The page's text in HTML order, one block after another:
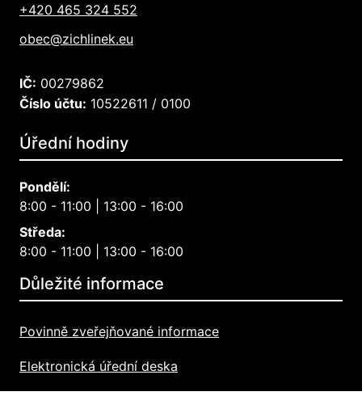
+420 465 324 552
obec@zichlinek.eu
IČ: 00279862
Číslo účtu: 10522611 / 0100
Úřední hodiny
Pondělí:
8:00 - 11:00 | 13:00 - 16:00
Středa:
8:00 - 11:00 | 13:00 - 16:00
Důležité informace
Povinně zveřejňované informace
Elektronická úřední deska